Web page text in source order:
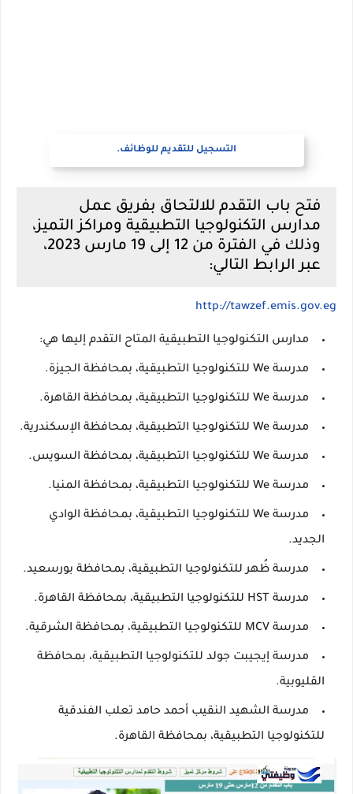
التسجيل للتقديم للوظائف.
فتح باب التقدم للالتحاق بفريق عمل
مدارس التكنولوجيا التطبيقية ومراكز التميز،
وذلك في الفترة من 12 إلى 19 مارس 2023،
عبر الرابط التالي:
http://tawzef.emis.gov.eg
مدارس التكنولوجيا التطبيقية المتاح التقدم إليها هي:
مدرسة We للتكنولوجيا التطبيقية، بمحافظة الجيزة.
مدرسة We للتكنولوجيا التطبيقية، بمحافظة القاهرة.
مدرسة We للتكنولوجيا التطبيقية، بمحافظة الإسكندرية.
مدرسة We للتكنولوجيا التطبيقية، بمحافظة السويس.
مدرسة We للتكنولوجيا التطبيقية، بمحافظة المنيا.
مدرسة We للتكنولوجيا التطبيقية، بمحافظة الوادي
الجديد.
مدرسة ظُهر للتكنولوجيا التطبيقية، بمحافظة بورسعيد.
مدرسة HST للتكنولوجيا التطبيقية، بمحافظة القاهرة.
مدرسة MCV للتكنولوجيا التطبيقية، بمحافظة الشرقية.
مدرسة إيجيبت جولد للتكنولوجيا التطبيقية، بمحافظة
القليوبية.
مدرسة الشهيد النقيب أحمد حامد تعلب الفندقية
للتكنولوجيا التطبيقية، بمحافظة القاهرة.